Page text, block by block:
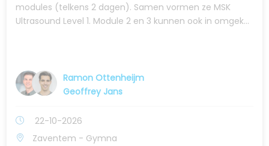
modules (telkens 2 dagen). Samen vormen ze MSK
Ultrasound Level 1. Module 2 en 3 kunnen ook in omgek...
Ramon Ottenheijm
Geoffrey Jans
22-10-2026
Zaventem - Gymna